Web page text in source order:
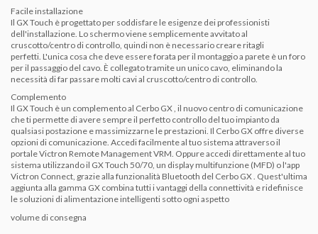
Facile installazione
Il GX Touch è progettato per soddisfare le esigenze dei professionisti
dell'installazione. Lo schermo viene semplicemente avvitato al
cruscotto/centro di controllo, quindi non è necessario creare ritagli
perfetti. L'unica cosa che deve essere forata per il montaggio a parete è un foro
per il passaggio del cavo. È collegato tramite un unico cavo, eliminando la
necessità di far passare molti cavi al cruscotto/centro di controllo.
Complemento
Il GX Touch è un complemento al Cerbo GX, il nuovo centro di comunicazione
che ti permette di avere sempre il perfetto controllo del tuo impianto da
qualsiasi postazione e massimizzarne le prestazioni. Il Cerbo GX offre diverse
opzioni di comunicazione. Accedi facilmente al tuo sistema attraverso il
portale Victron Remote Management VRM. Oppure accedi direttamente al tuo
sistema utilizzando il GX Touch 50/70, un display multifunzione (MFD) o l'app
Victron Connect, grazie alla funzionalità Bluetooth del Cerbo GX. Quest'ultima
aggiunta alla gamma GX combina tutti i vantaggi della connettività e ridefinisce
le soluzioni di alimentazione intelligenti sotto ogni aspetto
volume di consegna